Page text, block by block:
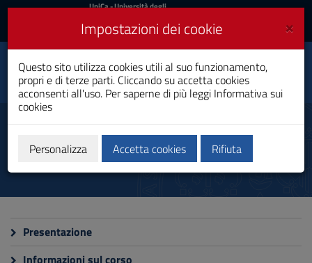
Vai
al
navigazione
sito
al
Footer
UniCa
Accedi
UniCa- Università degli
Accedi UniCA News
Toggle
navigation
Scienze delle
Professioni Sanitarie
della Prevenzione
Laurea Magistrale
Corso
Presentazione
Informazioni sul corso
×
Impostazioni dei cookie
Questo sito utilizza cookies utili al suo funzionamento,
propri e di terze parti. Cliccando su accetta cookies
acconsenti all'uso. Per saperne di più leggi Informativa sui
cookies
Personalizza Accetta cookies Rifiuta